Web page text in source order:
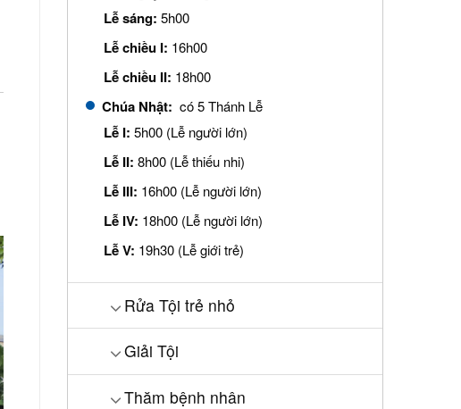
Lễ sáng: 5h00
Lễ chiều I: 16h00
Lễ chiều II: 18h00
Chúa Nhật: có 5 Thánh Lễ
Lễ I: 5h00 (Lễ người lớn)
Lễ II: 8h00 (Lễ thiếu nhi)
Lễ III: 16h00 (Lễ người lớn)
Lễ IV: 18h00 (Lễ người lớn)
Lễ V: 19h30 (Lễ giới trẻ)
Rửa Tội trẻ nhỏ
Giải Tội
Thăm bệnh nhân